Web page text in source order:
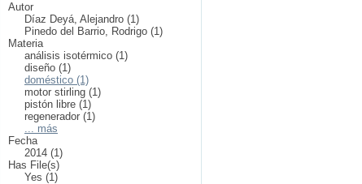
Autor
Díaz Deyá, Alejandro (1)
Pinedo del Barrio, Rodrigo (1)
Materia
análisis isotérmico (1)
diseño (1)
doméstico (1)
motor stirling (1)
pistón libre (1)
regenerador (1)
... más
Fecha
2014 (1)
Has File(s)
Yes (1)